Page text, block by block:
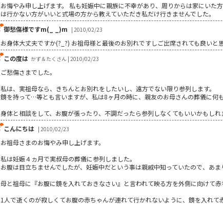
お悔やみ申し上げます。 私も妊娠中に親族に不幸があり、周りからは家にい
は行かない方がいいと式場の方から教えていただき私だけ行きませんでした。
御愁傷様ですm(_ _)m | 2010/02/23
お身体大丈夫ですか(?_?) お祖母様と最後のお別れですしご出席されても良い
この度は かず＆たくさん | 2010/02/23
ご愁傷さまでした。
私は、実祖母なら、きちんとお別れをしたいし、遠方でない限り参列します。
鏡を持って…等とも言いますが、私は8ヶ月の時に、親友のお母さんの葬儀に何
身体と相談をして、お腹が張ったり、不調だったら参列しなくてもいいかもしれ
こんにちは | 2010/02/23
お祖母さまのお悔やみ申し上げます。
私は妊娠４ヵ月で実叔母の葬儀に参列しました。
お腹は目立ちませんでしたが、妊娠中だという事は親戚中知っていたので、あ
母と祖母に『お腹に鏡を入れておきなさい』と言われて映る方を外側に向けて赤
1人で逝くのが寂しくてお腹の赤ちゃんが連れて行かれないように、鏡を入れて